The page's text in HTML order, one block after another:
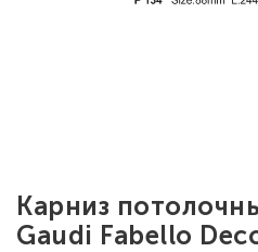
Карниз
Gaudi Fabello